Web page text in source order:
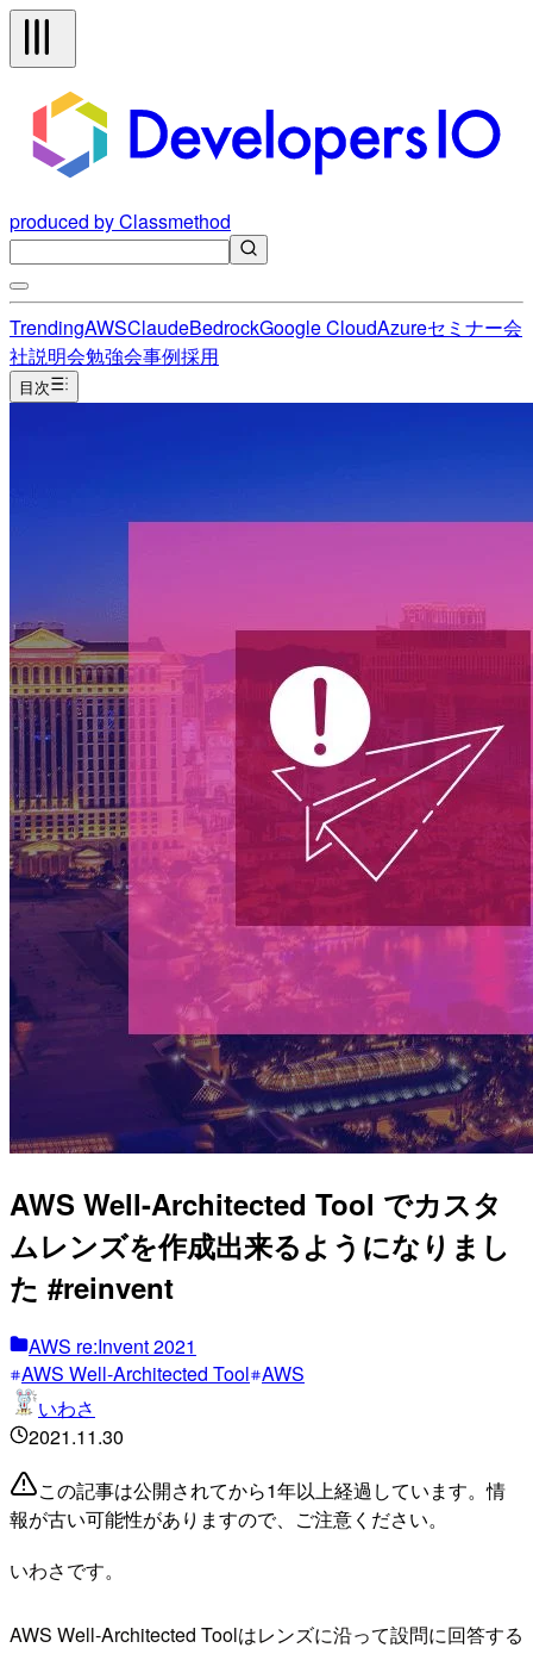
produced by Classmethod
TrendingAWSClaudeBedrockGoogle CloudAzureセミナー会
社説明会勉強会事例採用
目次
AWS Well-Architected Tool でカスタ
ムレンズを作成出来るようになりまし
た #reinvent
AWS re:Invent 2021
AWS Well-Architected Tool AWS
いわさ
2021.11.30
この記事は公開されてから1年以上経過しています。情
報が古い可能性がありますので、ご注意ください。
いわさです。
AWS Well-Architected Toolはレンズに沿って設問に回答する